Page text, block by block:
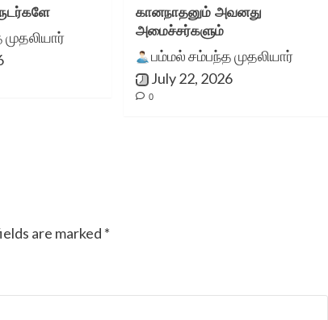
கானநாதனும் அவனது
அமைச்சர்களும்
பம்மல் சம்பந்த முதலியார்
July 22, 2026
0
are marked *
நெகிழச்செய்கிறது. தங்கள்
அரிய பணிக்கு என்
ஆத்மார்த்தமான